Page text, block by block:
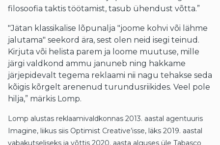
filosoofia taktis töötamist, tasub ühendust võtta.”
"Jätan klassikalise lõpunalja "joome kohvi või lähme
jalutama" seekord ära, sest olen neid isegi teinud.
Kirjuta või helista parem ja loome muutuse, mille
järgi valdkond ammu januneb ning hakkame
järjepidevalt tegema reklaami nii nagu tehakse seda
kõigis kõrgelt arenenud turundusriikides. Veel pole
hilja,” märkis Lomp.
Lomp alustas reklaamivaldkonnas 2013. aastal agentuuris
Imagine, liikus siis Optimist Creative’isse, läks 2019. aastal
vabakutseliseks ja võttis 2020. aasta alguses üle Tabasco